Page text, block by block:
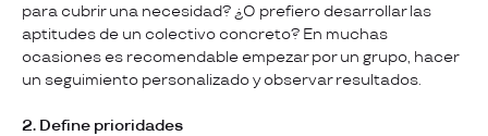
para cubrir una necesidad? ¿O prefiero desarrollar las
aptitudes de un colectivo concreto? En muchas
ocasiones es recomendable empezar por un grupo, hacer
un seguimiento personalizado y observar resultados.
2. Define prioridades